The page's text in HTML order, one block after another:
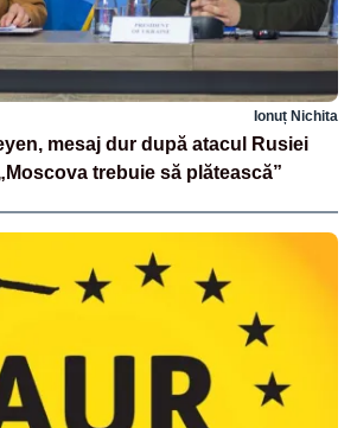
Ionuț Nichita
mesaj dur după atacul Rusiei
trebuie să plătească”